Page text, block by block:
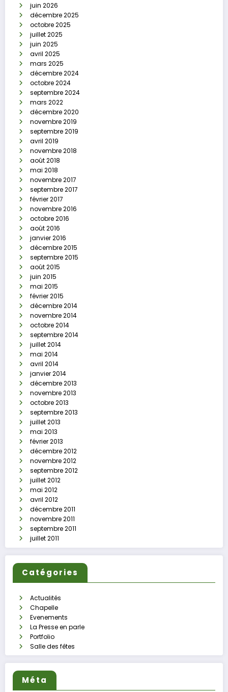
juin 2026
décembre 2025
octobre 2025
juillet 2025
juin 2025
avril 2025
mars 2025
décembre 2024
octobre 2024
septembre 2024
mars 2022
décembre 2020
novembre 2019
septembre 2019
avril 2019
novembre 2018
août 2018
mai 2018
novembre 2017
septembre 2017
février 2017
novembre 2016
octobre 2016
août 2016
janvier 2016
décembre 2015
septembre 2015
août 2015
juin 2015
mai 2015
février 2015
décembre 2014
novembre 2014
octobre 2014
septembre 2014
juillet 2014
mai 2014
avril 2014
janvier 2014
décembre 2013
novembre 2013
octobre 2013
septembre 2013
juillet 2013
mai 2013
février 2013
décembre 2012
novembre 2012
septembre 2012
juillet 2012
mai 2012
avril 2012
décembre 2011
novembre 2011
septembre 2011
juillet 2011
Catégories
Actualités
Chapelle
Evenements
La Presse en parle
Portfolio
Salle des fêtes
Méta